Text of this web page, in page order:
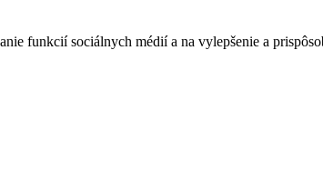
funkcií sociálnych médií a na vylepšenie a